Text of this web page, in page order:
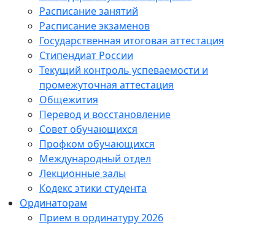
Расписание занятий
Расписание экзаменов
Государственная итоговая аттестация
Стипендиат России
Текущий контроль успеваемости и
промежуточная аттестация
Общежития
Перевод и восстановление
Совет обучающихся
Профком обучающихся
Международный отдел
Лекционные залы
Кодекс этики студента
Ординаторам
Прием в ординатуру 2026